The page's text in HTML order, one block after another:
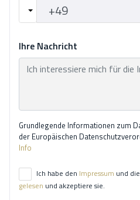
Ihre Nachricht
Grundlegende Informationen zum
der Europäischen
Info
Ich habe den Impressum und die
gelesen und akzeptiere sie.